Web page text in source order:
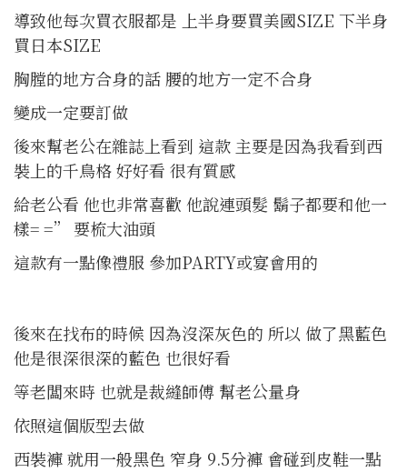
導致他每次買衣服都是 上半身要買美國SIZE 下半身
買日本SIZE
胸膛的地方合身的話 腰的地方一定不合身
變成一定要訂做
後來幫老公在雜誌上看到 這款 主要是因為我看到西
裝上的千鳥格 好好看 很有質感
給老公看 他也非常喜歡 他說連頭髮 鬍子都要和他一
樣= =” 要梳大油頭
這款有一點像禮服 參加PARTY或宴會用的
後來在找布的時候 因為沒深灰色的 所以 做了黑藍色
他是很深很深的藍色 也很好看
等老闆來時 也就是裁縫師傅 幫老公量身
依照這個版型去做
西裝褲 就用一般黑色 窄身 9.5分褲 會碰到皮鞋一點